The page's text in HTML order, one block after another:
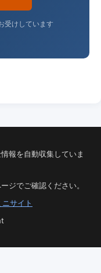
受けしています
報を自動収集していま
ジでご確認ください。
サイト